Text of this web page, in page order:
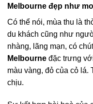
Melbourne đẹp như
Có thể nói, mùa thu là
du khách cũng như
nhàng, lãng mạn, có
Melbourne đặc trưng
màu vàng, đỏ của cỏ lá.
chịu.